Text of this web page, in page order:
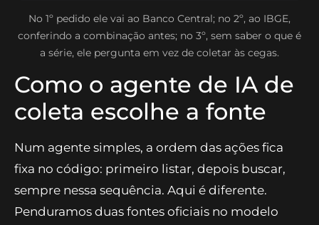
No 1º pedido ele vai ao Banco Central; no 2º, ao IBGE,
conferindo a combinação antes; no 3º, sem saber o que é
a série, ele pergunta em vez de coletar às cegas.
Como o agente de IA de
coleta escolhe a fonte
Num agente simples, a ordem das ações fica
fixa no código: primeiro listar, depois buscar,
sempre nessa sequência. Aqui é diferente.
Penduramos duas fontes oficiais no modelo